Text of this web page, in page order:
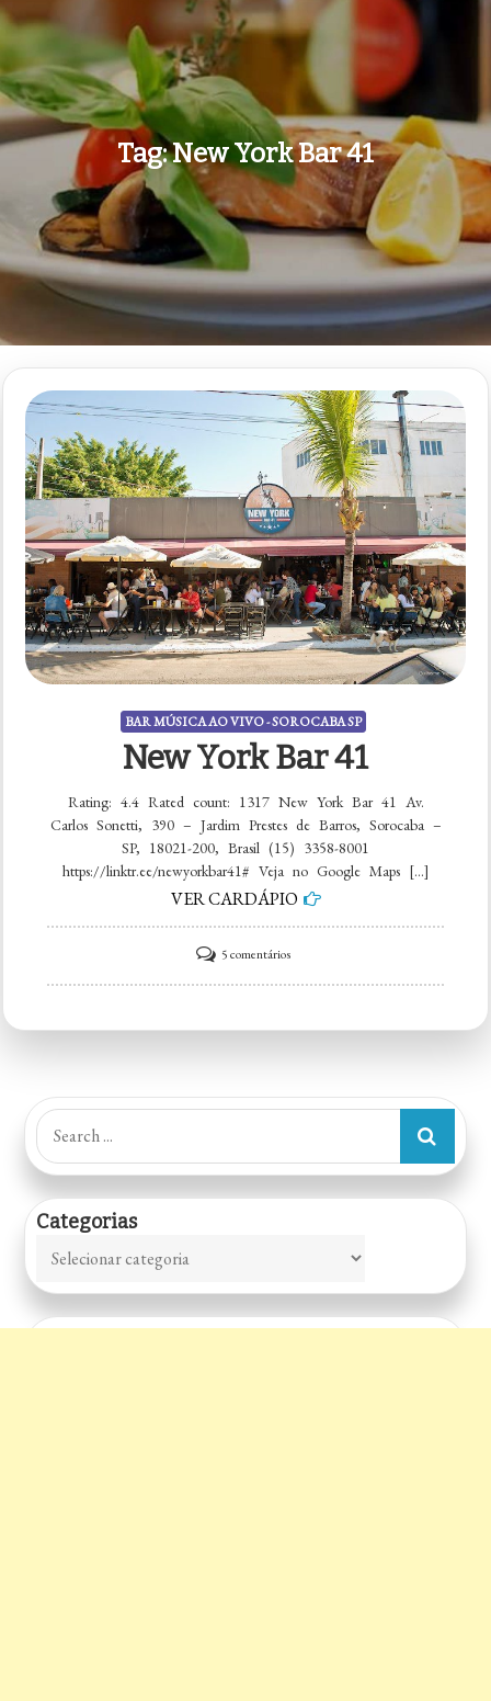
Tag:New York Bar 41
BAR MÚSICA AO VIVO - SOROCABA SP
New York Bar 41
Rating: 4.4 Rated count: 1317 New York Bar 41 Av.
Carlos Sonetti, 390 – Jardim Prestes de Barros, Sorocaba –
SP, 18021-200, Brasil (15) 3358-8001
https://linktr.ee/newyorkbar41# Veja no Google Maps […]
VER CARDÁPIO
5 comentáriosem
New
Search
for:
Categorias
Categorias